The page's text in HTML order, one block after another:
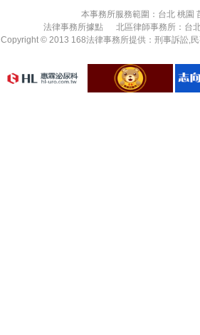
本事務所服務範圍：台北 桃園
法律事務所據點 北區律師事務所：台
Copyright © 2013 168法律事務所提供：刑事訴訟